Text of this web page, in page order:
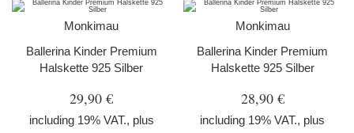
Monkimau
Ballerina Kinder Premium
Halskette 925 Silber
29,90 €
including 19% VAT., plus
Monkimau
Ballerina Kinder Premium
Halskette 925 Silber
28,90 €
including 19% VAT., plus